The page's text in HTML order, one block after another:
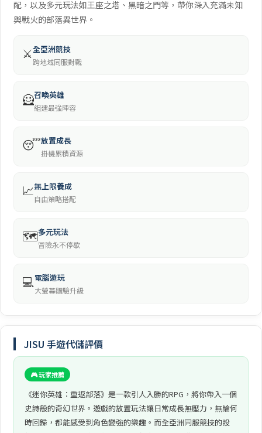
配，以及多元玩法如王座之塔、黑暗之門等，帶你深入充滿未知
與戰火的部落異世界。
⚔️全亞洲競技
跨地域同服對戰
🦸召喚英雄
組建最強陣容
😴放置成長
掛機累積資源
📈無上限養成
自由策略搭配
🗺️多元玩法
冒險永不停歇
💻電腦遊玩
大螢幕體驗升級
JISU 手遊代儲評價
🎮 玩家推薦
《迷你英雄：重返部落》是一款引人入勝的RPG，將你帶入一個
史詩般的奇幻世界。遊戲的放置玩法讓日常成長無壓力，無論何
時回歸，都能感受到角色變強的樂趣。而全亞洲同服競技的設